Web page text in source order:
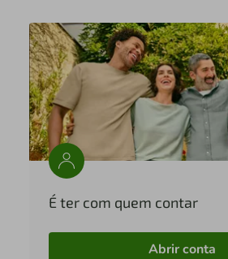
É ter com quem contar
Abrir conta